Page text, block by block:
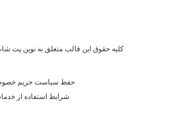
کلیه حقوق این قالب متعلق به نوین پت
حفظ سیاست حریم
شرایط استفاده از